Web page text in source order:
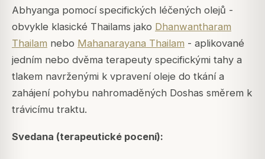
Abhyanga pomocí specifických léčených olejů -
obvykle klasické Thailams jako Dhanwantharam
Thailam nebo Mahanarayana Thailam - aplikované
jedním nebo dvěma terapeuty specifickými tahy a
tlakem navrženými k vpravení oleje do tkání a
zahájení pohybu nahromaděných Doshas směrem k
trávicímu traktu.
Svedana (terapeutické pocení):